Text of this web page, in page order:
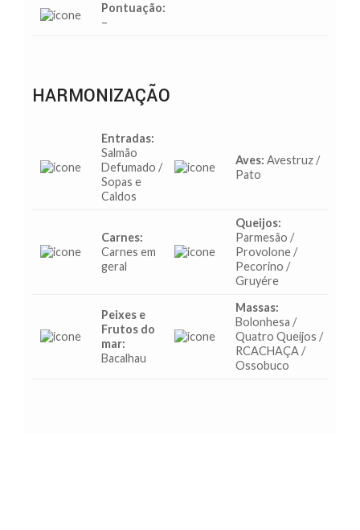
Pontuação:
–
HARMONIZAÇÃO
Entradas:
Salmão
Defumado /
Sopas e
Caldos
Aves: Avestruz /
Pato
Carnes:
Carnes em
geral
Queijos:
Parmesão /
Provolone /
Pecorino /
Gruyére
Peixes e
Frutos do
mar:
Bacalhau
Massas:
Bolonhesa /
Quatro Queijos /
RCACHAÇA /
Ossobuco